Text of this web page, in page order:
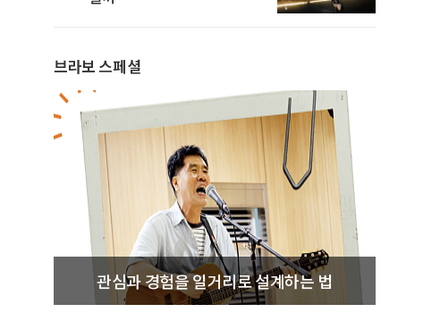
브라보 스페셜
관심과 경험을 일거리로 설계하는 법